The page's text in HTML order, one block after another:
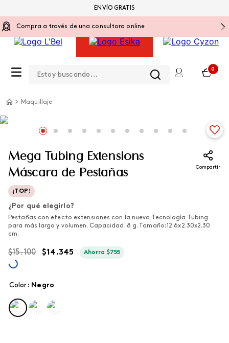
Compra a través de una consultora online
0
ENVÍO GRATIS
Maquillaje
Mega Tubing Extensions
Máscara de Pestañas
Compartir
¡TOP!
¿Por qué elegirlo?
Pestañas con efecto extensiones con la nueva Tecnología Tubing
para más largo y volumen. Capacidad: 8 g. Tamaño: 12.6x2.30x2.30
cm.
$15.100 $14.345 Ahorra$755
Color : negro